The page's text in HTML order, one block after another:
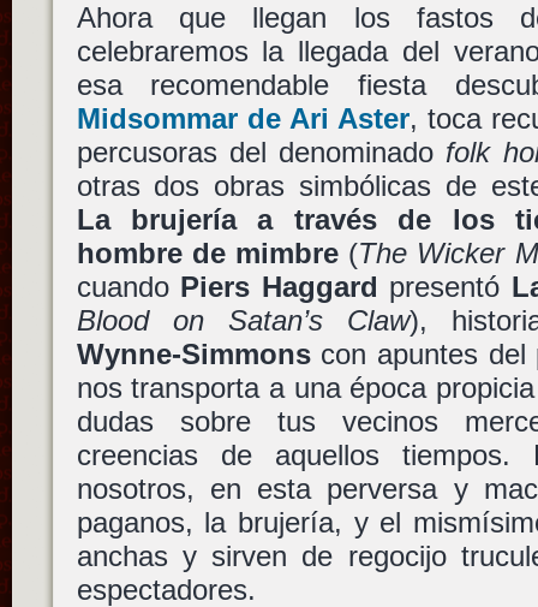
Ahora que llegan los fastos
celebraremos la llegada del
esa recomendable fiesta
Midsommarde Ari Aster, toca
percusoras del denominado folk
otras dos obras simbólicas de
La brujería a través de los
hombre de mimbre(The Wicker
cuando Piers Haggard presentó
Blood on Satan’s Claw),
Wynne-Simmonscon apuntes del
nos transporta a una época
dudas sobre tus vecinos
creencias de aquellos
nosotros, en esta perversa y
paganos, la brujería, y el
anchas y sirven de regocijo
espectadores.